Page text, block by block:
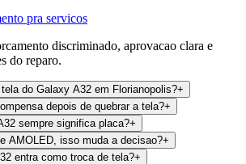
pra servicos
discriminado, aprovacao clara e
do reparo.
do Galaxy A32 em Florianopolis?+
depois de quebrar a tela?+
sempre significa placa?+
AMOLED, isso muda a decisao?+
entra como troca de tela?+